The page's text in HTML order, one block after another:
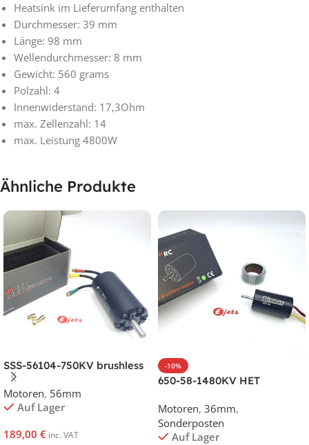
Heatsink im Lieferumfang enthalten
Durchmesser: 39 mm
Länge: 98 mm
Wellendurchmesser: 8 mm
Gewicht: 560 grams
Polzahl: 4
Innenwiderstand: 17,3Ohm
max. Zellenzahl: 14
max. Leistung 4800W
Ähnliche Produkte
SSS-56104-750KV brushless
motor
Motoren, 56mm
Auf Lager
189,00 € inc. VAT
-10%
650-58-1480KV HET
Motoren, 36mm,
Sonderposten
Auf Lager